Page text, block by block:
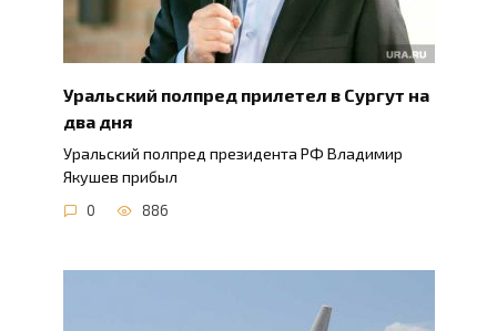
Уральский полпред прилетел в Сургут на
два дня
Уральский полпред президента РФ Владимир
Якушев прибыл
0 886